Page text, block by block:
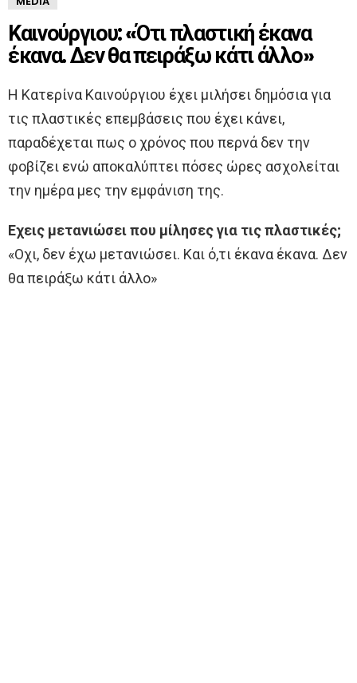
Καινούργιου: «Ότι πλαστική έκανα
έκανα. Δεν θα πειράξω κάτι άλλο»
Η Κατερίνα Καινούργιου έχει μιλήσει δημόσια για
τις πλαστικές επεμβάσεις που έχει κάνει,
παραδέχεται πως ο χρόνος που περνά δεν την
φοβίζει ενώ αποκαλύπτει πόσες ώρες ασχολείται
την ημέρα μες την εμφάνιση της.
Εχεις µετανιώσει που µίλησες για τις πλαστικές;
«Οχι, δεν έχω µετανιώσει. Και ό,τι έκανα έκανα. Δεν
θα πειράξω κάτι άλλο»